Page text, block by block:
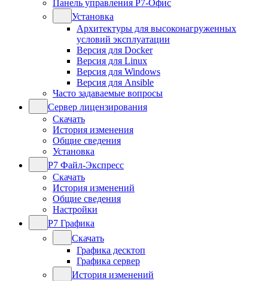
Панель управления Р7-Офис
Установка
Архитектуры для высоконагруженных
условий эксплуатации
Версия для Docker
Версия для Linux
Версия для Windows
Версия для Ansible
Часто задаваемые вопросы
Сервер лицензирования
Скачать
История изменения
Общие сведения
Установка
Р7 Файл-Экспресс
Скачать
История изменений
Общие сведения
Настройки
Р7 Графика
Скачать
Графика десктоп
Графика сервер
История изменений